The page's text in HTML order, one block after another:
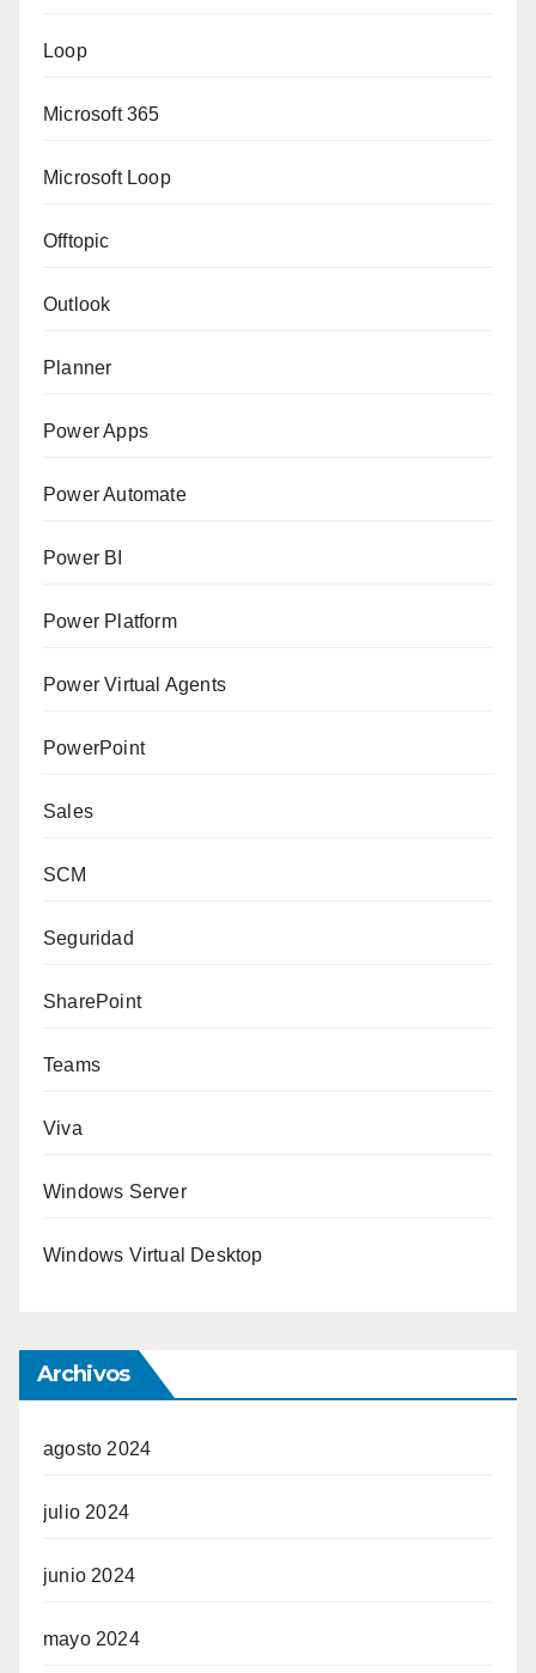
Loop
Microsoft 365
Microsoft Loop
Offtopic
Outlook
Planner
Power Apps
Power Automate
Power BI
Power Platform
Power Virtual Agents
PowerPoint
Sales
SCM
Seguridad
SharePoint
Teams
Viva
Windows Server
Windows Virtual Desktop
Archivos
agosto 2024
julio 2024
junio 2024
mayo 2024